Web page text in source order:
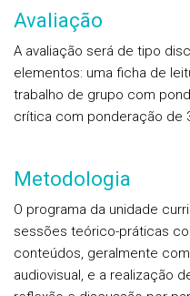
Avaliação
A avaliação será de tipo
elementos: uma ficha de
trabalho de grupo com
crítica com ponderação de
Metodologia
O programa da unidade
sessões teórico-práticas
conteúdos, geralmente
audiovisual, e a realização